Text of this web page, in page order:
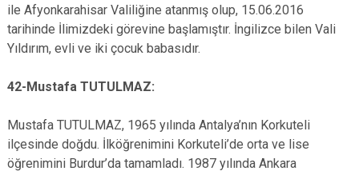
ile Afyonkarahisar Valiliğine atanmış olup, 15.06.2016
tarihinde İlimizdeki görevine başlamıştır. İngilizce bilen Vali
Yıldırım, evli ve iki çocuk babasıdır.
42-Mustafa TUTULMAZ:
Mustafa TUTULMAZ, 1965 yılında Antalya’nın Korkuteli
ilçesinde doğdu. İlköğrenimini Korkuteli’de orta ve lise
öğrenimini Burdur’da tamamladı. 1987 yılında Ankara